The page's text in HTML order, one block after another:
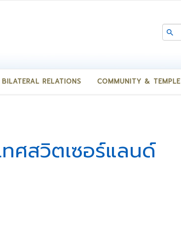
BILATERAL RELATIONS COMMUNITY & TEMPLE
ทศสวิตเซอร์แลนด์